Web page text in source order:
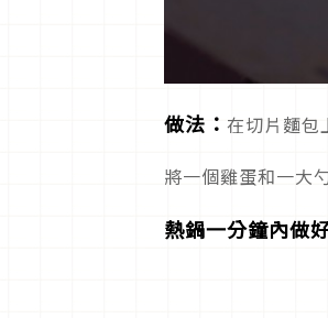
做法： 在切片麵包
將一個雞蛋和一大
熱鍋一分鐘內做